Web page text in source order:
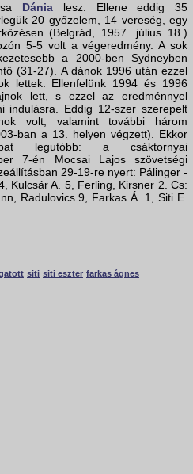
Dánia lesz. Ellene eddig 35
20 győzelem, 14 vereség, egy
(Belgrád, 1957. július 18.)
5-5 volt a végeredmény. A sok
a 2000-ben Sydneyben
(31-27). A dánok 1996 után ezzel
lettek. Ellenfelünk 1994 és 1996
lett, s ezzel az eredménnyel
indulásra. Eddig 12-szer szerepelt
volt, valamint további három
ban a 13. helyen végzett). Ekkor
legutóbb: a csáktornyai
7-én Mocsai Lajos szövetségi
29-19-re nyert: Pálinger -
Kulcsár A. 5, Ferling, Kirsner 2. Cs:
Radulovics 9, Farkas Á. 1, Siti E.
siti siti eszter farkas ágnes